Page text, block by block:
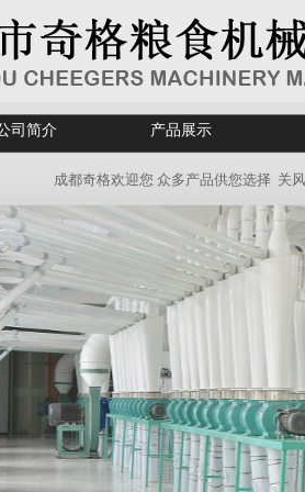
司简介 产品展示
成都奇格欢迎您 众多产品供您选择 关风